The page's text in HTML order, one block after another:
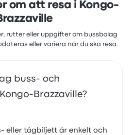
om att resa i Kongo-
rutter eller uppgifter om bussbolag
eller variera när du ska resa.
buss- och
Brazzaville?
eller tågbiljett är enkelt och